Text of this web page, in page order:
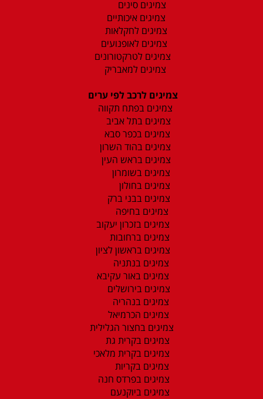
צמיגים סינים
צמיגים איכותיים
צמיגים לחקלאות
צמיגים לאופנועים
צמיגים לטרקטורונים
צמיגים למאבריק
צמיגים לרכב לפי ערים
צמיגים בפתח תקווה
צמיגים בתל אביב
צמיגים בכפר סבא
צמיגים בהוד השרון
צמיגים בראש העין
צמיגים בשומרון
צמיגים בחולון
צמיגים בבני ברק
צמיגים בחיפה
צמיגים בזכרון יעקוב
צמיגים ברחובות
צמיגים בראשון לציון
צמיגים בנתניה
צמיגים באור עקיבא
צמיגים בירושלים
צמיגים בנהריה
צמיגים הכרמיאל
צמיגים בחצור הגלילית
צמיגים בקרית גת
צמיגים בקרית מלאכי
צמיגים בקריות
צמיגים בפרדס חנה
צמיגים ביוקנעם